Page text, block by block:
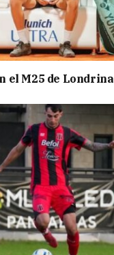
el M25 de Londrina